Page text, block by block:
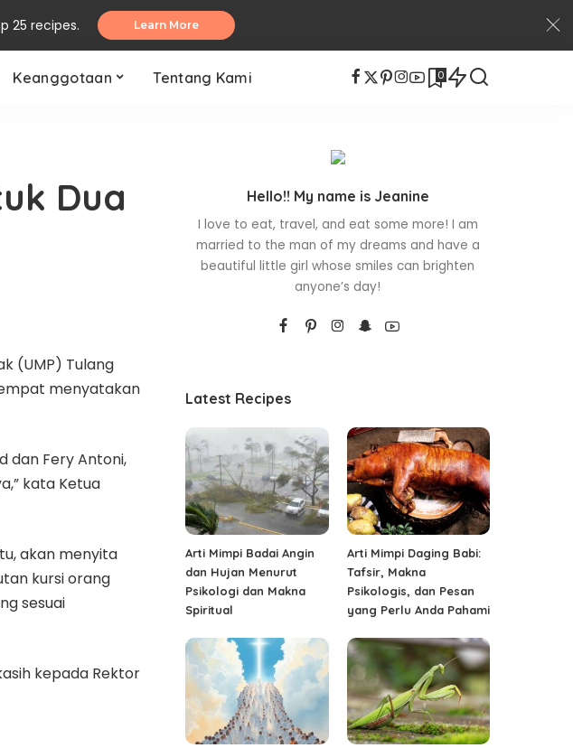
25 recipes. Learn More
Keanggotaan Tentang Kami 0
Dua
(UMP) Tulang
menyatakan
dan Fery Antoni,
kata Ketua
akan menyita
kursi orang
sesuai
kepada Rektor
Hello!! My name is Jeanine
I love to eat, travel, and eat some more! I am
married to the man of my dreams and have a
beautiful little girl whose smiles can brighten
anyone’s day!
Latest Recipes
Arti Mimpi Badai Angin
dan Hujan Menurut
Psikologi dan Makna
Spiritual
Arti Mimpi Daging Babi:
Tafsir, Makna
Psikologis, dan Pesan
yang Perlu Anda Pahami